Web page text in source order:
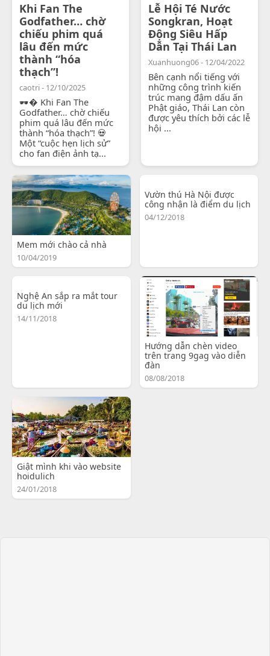
Khi Fan The
Godfather… chờ
chiếu phim quá
lâu đến mức
thành “hóa
thạch”!
caotri - 12/10/2025
🕶� Khi Fan The
Godfather… chờ chiếu
phim quá lâu đến mức
thành “hóa thạch”! 💀
Một “cuộc hẹn lịch sử”
cho fan điện ảnh tạ...
Lễ Hội Té Nước
Songkran, Hoạt
Động Siêu Hấp
Dẫn Tại Thái Lan
Xuanhuong06 - 12/04/2022
Bên cạnh nổi tiếng với
những công trình kiến
trúc mang đậm dấu ấn
Phật giáo, Thái Lan còn
được yêu thích bởi các lễ
hội ...
Mem mới chào cả nhà
10/04/2019
Vườn thú Hà Nội được
công nhận là điểm du lịch
04/12/2018
Nghệ An sắp ra mắt tour
du lịch mới
14/11/2018
Hướng dẫn chèn video
trên trang 9gag vào diễn
đàn
08/08/2018
Giật mình khi vào website
hoidulich
24/01/2018